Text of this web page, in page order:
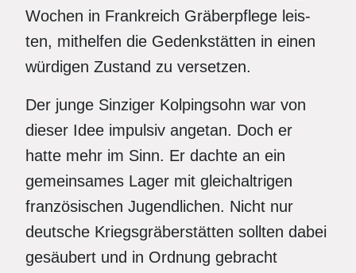
Wochen in Frankreich Gräberpflege leis-
ten, mithelfen die Gedenkstätten in einen
würdigen Zustand zu versetzen.
Der junge Sinziger Kolpingsohn war von
dieser Idee impulsiv angetan. Doch er
hatte mehr im Sinn. Er dachte an ein
gemeinsames Lager mit gleichaltrigen
französischen Jugendlichen. Nicht nur
deutsche Kriegsgräberstätten sollten dabei
gesäubert und in Ordnung gebracht